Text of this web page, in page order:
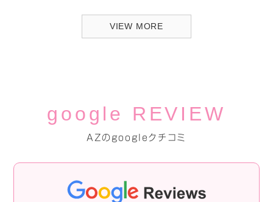
VIEW MORE
google REVIEW
AZのgoogleクチコミ